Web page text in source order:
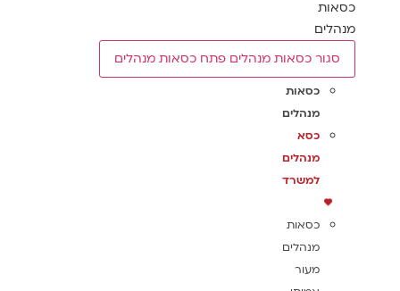
כסאות
מנהלים
סגור כסאות מנהלים פתח כסאות מנהלים
כסאות
מנהלים
כסא
מנהלים
למשרד
כסאות
מנהלים
מעור